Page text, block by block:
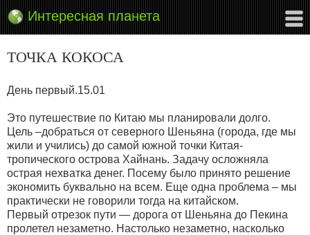
Интересная планета
ТОЧКА КОКОСА
День первый.15.01
Это путешествие по Китаю мы планировали долго.
Цель –добраться от северного Шеньяна (города, где мы
жили и учились) до самой южной точки Китая-
тропического острова Хайнань. Задачу осложняла
острая нехватка денег. Посему было принято решение
экономить буквально на всем. Еще одна проблема – мы
практически не говорили тогда на китайском.
Первый отрезок пути — дорога от Шеньяна до Пекина
пролетел незаметно. Настолько незаметно, насколько